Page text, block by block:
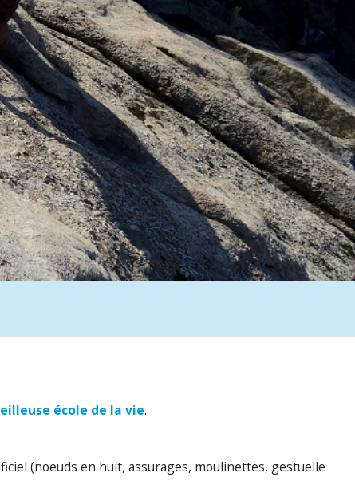
école de la vie.
(noeuds en huit, assurages, moulinettes, gestuelle